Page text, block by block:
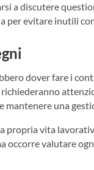
a discutere
per evitare inutili
dover fare i
una
propria vita
occorre valutare